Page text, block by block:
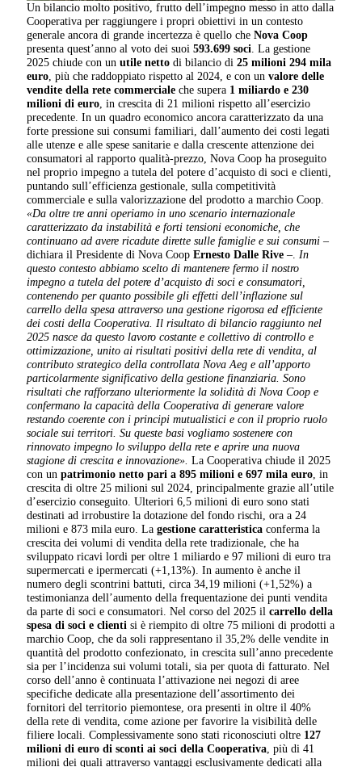
Un bilancio molto positivo, frutto dell’impegno messo in atto dalla
Cooperativa per raggiungere i propri obiettivi in un contesto
generale ancora di grande incertezza è quello cheNova Coop
presenta quest’anno al voto dei suoi593.699 soci . La gestione
2025 chiude con unutile netto di bilancio di25 milioni 294 mila
euro , più che raddoppiato rispetto al 2024, e con unvalore delle
vendite della rete commerciale che supera 1 miliardo e 230
milioni di euro , in crescita di 21 milioni rispetto all’esercizio
precedente. In un quadro economico ancora caratterizzato da una
forte pressione sui consumi familiari, dall’aumento dei costi legati
alle utenze e alle spese sanitarie e dalla crescente attenzione dei
consumatori al rapporto qualità-prezzo, Nova Coop ha proseguito
nel proprio impegno a tutela del potere d’acquisto di soci e clienti,
puntando sull’efficienza gestionale, sulla competitività
commerciale e sulla valorizzazione del prodotto a marchio Coop.
«Da oltre tre anni operiamo in uno scenario internazionale
caratterizzato da instabilità e forti tensioni economiche, che
continuano ad avere ricadute dirette sulle famiglie e sui consumi –
dichiara il Presidente di Nova CoopErnesto Dalle Rive –. In
questo contesto abbiamo scelto di mantenere fermo il nostro
impegno a tutela del potere d’acquisto di soci e consumatori,
contenendo per quanto possibile gli effetti dell’inflazione sul
carrello della spesa attraverso una gestione rigorosa ed efficiente
dei costi della Cooperativa. Il risultato di bilancio raggiunto nel
2025 nasce da questo lavoro costante e collettivo di controllo e
ottimizzazione, unito ai risultati positivi della rete di vendita, al
contributo strategico della controllata Nova Aeg e all’apporto
particolarmente significativo della gestione finanziaria. Sono
risultati che rafforzano ulteriormente la solidità di Nova Coop e
confermano la capacità della Cooperativa di generare valore
restando coerente con i principi mutualistici e con il proprio ruolo
sociale sui territori. Su queste basi vogliamo sostenere con
rinnovato impegno lo sviluppo della rete e aprire una nuova
stagione di crescita e innovazione». La Cooperativa chiude il 2025
con unpatrimonio netto pari a 895 milioni e 697 mila euro , in
crescita di oltre 25 milioni sul 2024, principalmente grazie all’utile
d’esercizio conseguito. Ulteriori 6,5 milioni di euro sono stati
destinati ad irrobustire la dotazione del fondo rischi, ora a 24
milioni e 873 mila euro. Lagestione caratteristica conferma la
crescita dei volumi di vendita della rete tradizionale, che ha
sviluppato ricavi lordi per oltre 1 miliardo e 97 milioni di euro tra
supermercati e ipermercati (+1,13%). In aumento è anche il
numero degli scontrini battuti, circa 34,19 milioni (+1,52%) a
testimonianza dell’aumento della frequentazione dei punti vendita
da parte di soci e consumatori. Nel corso del 2025 ilcarrello della
spesa di soci e clienti si è riempito di oltre 75 milioni di prodotti a
marchio Coop, che da soli rappresentano il 35,2% delle vendite in
quantità del prodotto confezionato, in crescita sull’anno precedente
sia per l’incidenza sui volumi totali, sia per quota di fatturato. Nel
corso dell’anno è continuata l’attivazione nei negozi di aree
specifiche dedicate alla presentazione dell’assortimento dei
fornitori del territorio piemontese, ora presenti in oltre il 40%
della rete di vendita, come azione per favorire la visibilità delle
filiere locali. Complessivamente sono stati riconosciuti oltre 127
milioni di euro di sconti ai soci della Cooperativa , più di 41
milioni dei quali attraverso vantaggi esclusivamente dedicati alla